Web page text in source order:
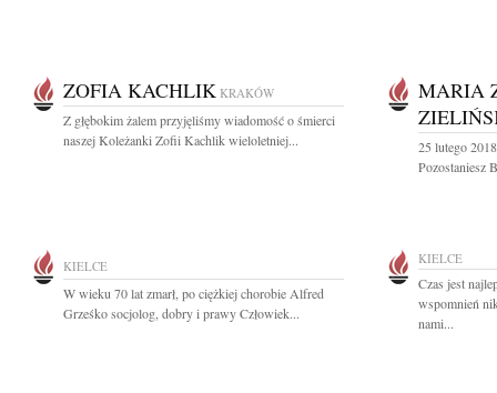
ZOFIA KACHLIK KRAKÓW
Z głębokim żalem przyjęliśmy wiadomość o śmierci
naszej Koleżanki Zofii Kachlik wieloletniej...
MARIA
25 lutego
Pozostaniesz
KIELCE
W wieku 70 lat zmarł, po ciężkiej chorobie Alfred
Grześko socjolog, dobry i prawy Człowiek...
KIELCE
Czas jest
wspomnień
nami...